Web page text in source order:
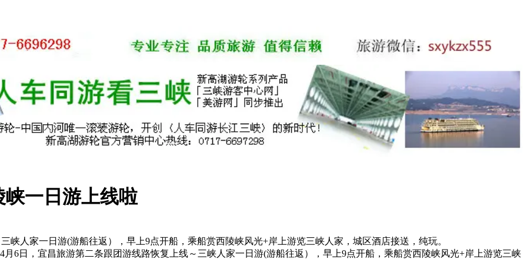
一日游上线啦
峡人家一日游(游船往返），早上9点开船，乘船赏西陵峡风光+岸上游览三峡人家，城区酒店接送，纯玩。
6日，宜昌旅游第二条跟团游线路恢复上线～三峡人家一日游(游船往返），早上9点开船，乘船赏西陵峡风光+岸上游览三峡